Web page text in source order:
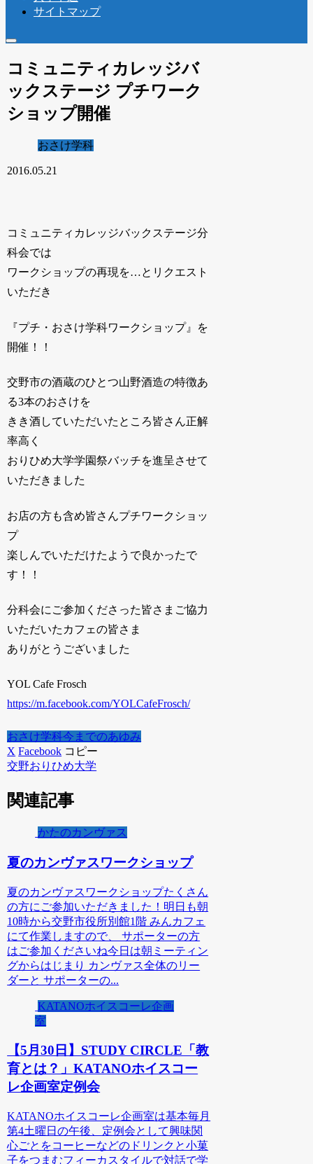
サイトマップ
コミュニティカレッジバ
ックステージ プチワーク
ショップ開催
おさけ学科
2016.05.21
コミュニティカレッジバックステージ分
科会では
ワークショップの再現を…とリクエスト
いただき
『プチ・おさけ学科ワークショップ』を
開催！！
交野市の酒蔵のひとつ山野酒造の特徴あ
る3本のおさけを
きき酒していただいたところ皆さん正解
率高く
おりひめ大学学園祭バッチを進呈させて
いただきました
お店の方も含め皆さんプチワークショッ
プ
楽しんでいただけたようで良かったで
す！！
分科会にご参加くださった皆さまご協力
いただいたカフェの皆さま
ありがとうございました
YOL Cafe Frosch
https://m.facebook.com/YOLCafeFrosch/
おさけ学科今までのあゆみ
X Facebook コピー
交野おりひめ大学
関連記事
かたのカンヴァス
夏のカンヴァスワークショップ
夏のカンヴァスワークショップたくさん
の方にご参加いただきました！明日も朝
10時から交野市役所別館1階 みんカフェ
にて作業しますので、 サポーターの方
はご参加くださいね今日は朝ミーティン
グからはじまり カンヴァス全体のリー
ダーと サポーターの...
KATANOホイスコーレ企画
室
【5月30日】STUDY CIRCLE「教
育とは？」KATANOホイスコー
レ企画室定例会
KATANOホイスコーレ企画室は基本毎月
第4土曜日の午後、定例会として興味関
心ごとをコーヒーなどのドリンクと小菓
子をつまむフィーカスタイルで対話で学